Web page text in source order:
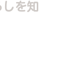
を知